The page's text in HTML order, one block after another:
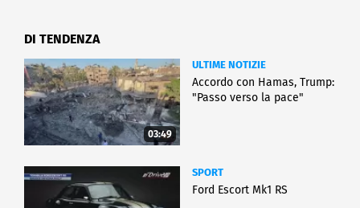
DI TENDENZA
03:49
ULTIME NOTIZIE
Accordo con Hamas, Trump:
"Passo verso la pace"
SPORT
Ford Escort Mk1 RS